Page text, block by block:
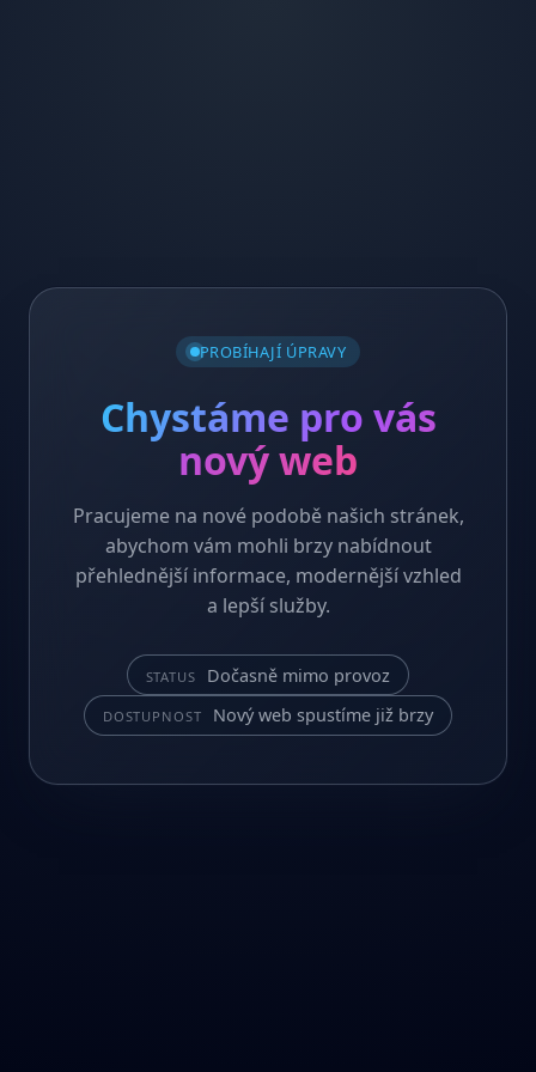
PROBÍHAJÍ ÚPRAVY
Chystáme pro vás
nový web
Pracujeme na nové podobě našich stránek,
abychom vám mohli brzy nabídnout
přehlednější informace, modernější vzhled
a lepší služby.
STATUS Dočasně mimo provoz
DOSTUPNOST Nový web spustíme již brzy